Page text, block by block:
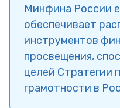
Минфина России
обеспечивает
инструментов
просвещения,
целей Стратегии
грамотности в